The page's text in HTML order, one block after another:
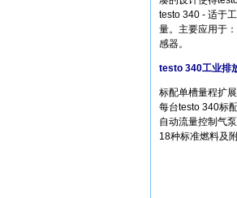
testo 340 - 适于
量。主要应用于
感器。
testo 340工业排
标配单槽量程扩
每台testo 340标
自动流量控制气泵
18种标准燃料及